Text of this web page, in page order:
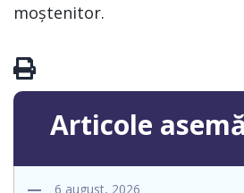
moștenitor.
Articole
6 august, 2026